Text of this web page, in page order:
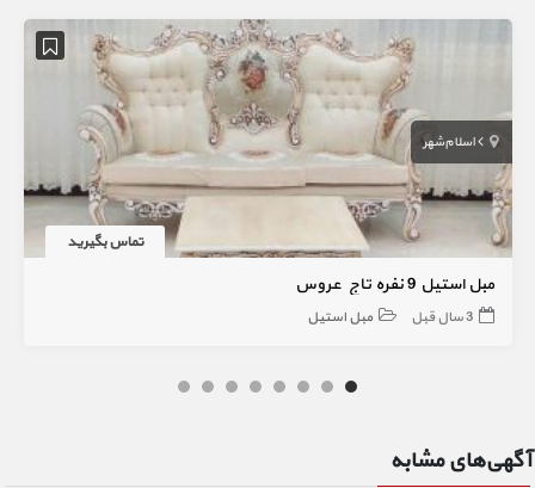
اسلام‌شهر
تماس بگیرید
مبل استیل 9 نفره تاج عروس
3 سال قبل مبل استیل
آگهی‌های مشابه